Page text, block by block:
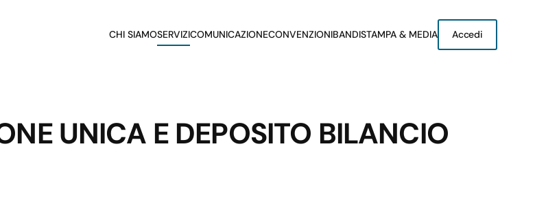
CHI SIAMOSERVIZICOMUNICAZIONECONVENZIONIBANDISTAMPA & MEDIA Accedi
UNICA E DEPOSITO BILANCIO